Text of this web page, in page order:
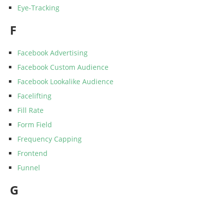
Eye-Tracking
F
Facebook Advertising
Facebook Custom Audience
Facebook Lookalike Audience
Facelifting
Fill Rate
Form Field
Frequency Capping
Frontend
Funnel
G